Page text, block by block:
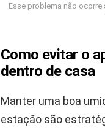
Esse problema não
Como evitar o
dentro de casa
Manter uma boa
estação são